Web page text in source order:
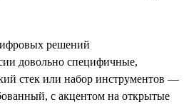
решений
довольно специфичные,
стек или набор инструментов —
с акцентом на открытые